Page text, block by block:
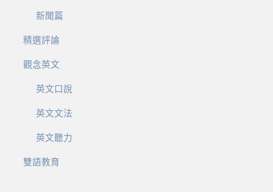
新聞篇
精選評論
觀念英文
英文口說
英文文法
英文聽力
雙語教育